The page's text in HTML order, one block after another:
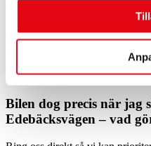
Kan ni hjälpa till om
Ja, vi hjälper dig oavsett om du
garaget eller på parkeringen. Vi
inte går bärgar vi den till
Bilen dog precis när jag
Edebäcksvägen – vad